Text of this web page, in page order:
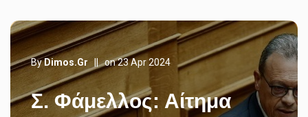
ByDimos.gr ||on 23 Apr 2024
Σ. Φάμελλος: Αίτημα